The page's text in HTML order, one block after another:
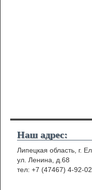
Наш адрес:
Липецкая область, г.
ул. Ленина, д.68
тел: +7 (47467) 4-92-02